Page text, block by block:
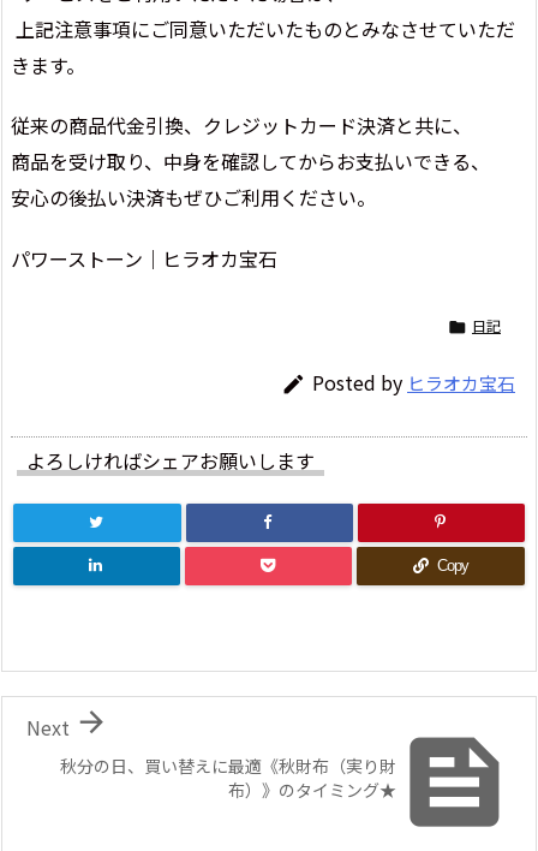
上記注意事項にご同意いただいたものとみなさせていただ
きます。
従来の商品代金引換、クレジットカード決済と共に、
商品を受け取り、中身を確認してからお支払いできる、
安心の後払い決済もぜひご利用ください。
パワーストーン｜ヒラオカ宝石
 日記
 Posted by ヒラオカ宝石
よろしければシェアお願いします
Copy

秋分の日、買い替えに最適《秋財布（実り財
布）》のタイミング★

Next